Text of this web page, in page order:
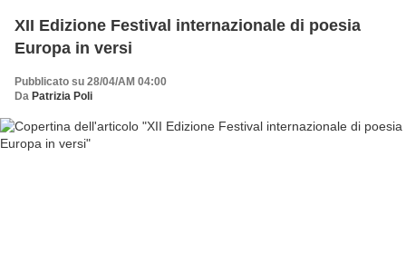
XII Edizione Festival internazionale di poesia
Europa in versi
Pubblicato su 28/04/AM 04:00
Da Patrizia Poli